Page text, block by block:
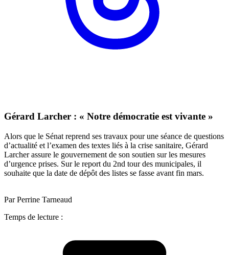
Gérard Larcher : « Notre démocratie est vivante »
Alors que le Sénat reprend ses travaux pour une séance de questions
d’actualité et l’examen des textes liés à la crise sanitaire, Gérard
Larcher assure le gouvernement de son soutien sur les mesures
d’urgence prises. Sur le report du 2nd tour des municipales, il
souhaite que la date de dépôt des listes se fasse avant fin mars.
Par Perrine Tarneaud
Temps de lecture :